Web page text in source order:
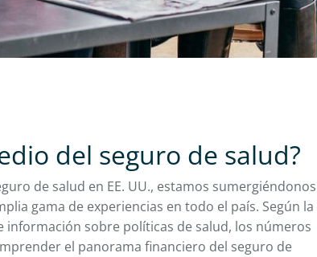
del seguro de salud?
de salud en EE. UU., estamos sumergiéndonos
gama de experiencias en todo el país. Según la
información sobre políticas de salud, los números
el panorama financiero del seguro de